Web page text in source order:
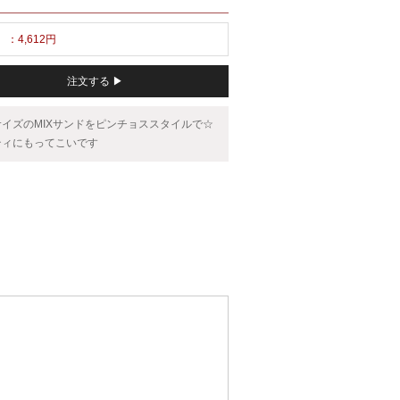
：4,612円
注文する ▶
ズのMIXサンドをピンチョススタイルで☆
にもってこいです